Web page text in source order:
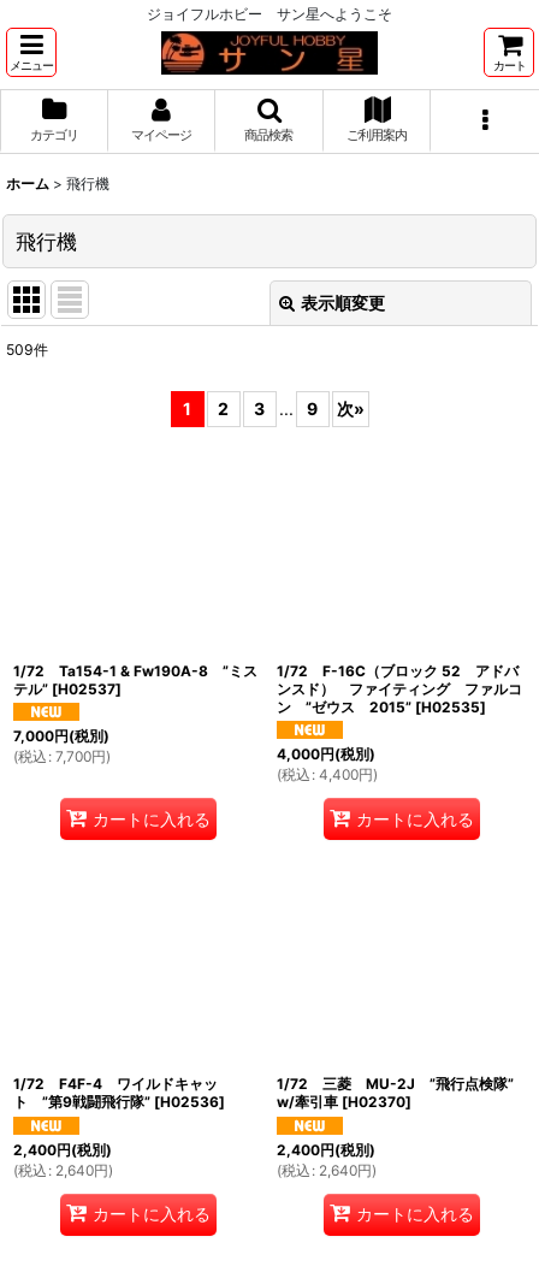
ジョイフルホビー サン星へようこそ
メニュー カート
カテゴリ マイページ 商品検索 ご利用案内
ホーム > 飛行機
飛行機
表示順変更
509件
1 2 3 ... 9 次»
1/72 Ta154-1 & Fw190A-8 ”ミス
テル” [H02537]
7,000円(税別)
(税込 : 7,700円)
カートに入れる
1/72 F-16C（ブロック 52 アドバ
ンスド） ファイティング ファルコ
ン ”ゼウス 2015” [H02535]
4,000円(税別)
(税込 : 4,400円)
カートに入れる
1/72 F4F-4 ワイルドキャッ
ト ”第9戦闘飛行隊” [H02536]
2,400円(税別)
(税込 : 2,640円)
カートに入れる
1/72 三菱 MU-2J ”飛行点検隊”
w/牽引車 [H02370]
2,400円(税別)
(税込 : 2,640円)
カートに入れる